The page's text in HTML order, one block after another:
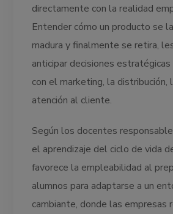
directamente con la realidad
Entender cómo un producto se
madura y finalmente se retira,
anticipar decisiones estratégicas
con el marketing, la distribución,
atención al cliente.
Según los docentes
el aprendizaje del ciclo de vida
favorece la empleabilidad al
alumnos para adaptarse a un
cambiante, donde las empresas